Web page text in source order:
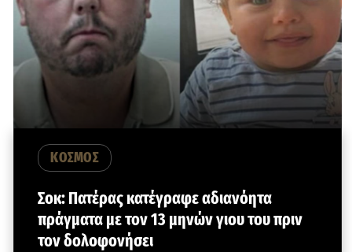
ΚΟΣΜΟΣ
Σοκ: Πατέρας κατέγραφε αδιανόητα
πράγματα με τον 13 μηνών γιου του πριν
τον δολοφονήσει